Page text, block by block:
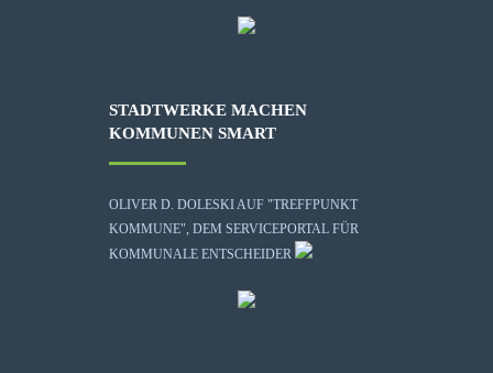
STADTWERKE MACHEN
KOMMUNEN SMART
OLIVER D. DOLESKI AUF "TREFFPUNKT
KOMMUNE", DEM SERVICEPORTAL FÜR
KOMMUNALE ENTSCHEIDER